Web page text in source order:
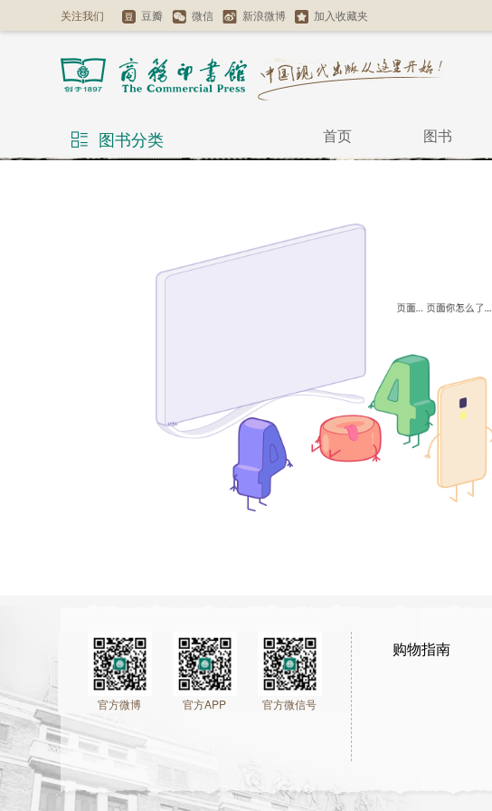
关注我们 豆瓣 微信 新浪微博 加入收藏夹
图书分类 首页 图书
官方微博 官方APP 官方微信号
购物指南